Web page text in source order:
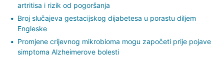
artritisa i rizik od pogoršanja
Broj slučajeva gestacijskog dijabetesa u porastu diljem
Engleske
Promjene crijevnog mikrobioma mogu započeti prije pojave
simptoma Alzheimerove bolesti